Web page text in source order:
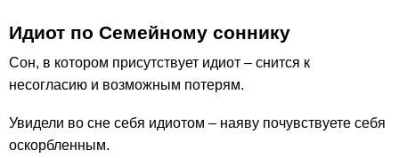
Идиот по Семейному соннику
Сон, в котором присутствует идиот – снится к
несогласию и возможным потерям.
Увидели во сне себя идиотом – наяву почувствуете себя
оскорбленным.